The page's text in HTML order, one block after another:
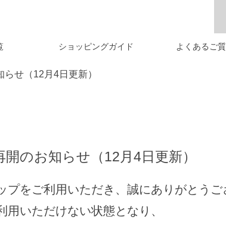
ショッピングガイド よくあるご
せ（12月4日更新）
のお知らせ（12月4日更新）
をご利用いただき、誠にありがとうご
いただけない状態となり、